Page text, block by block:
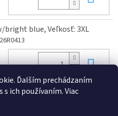
Ďalším prechádzaním
ich používaním. Viac
bright blue, Veľkosť: 3XL
Do